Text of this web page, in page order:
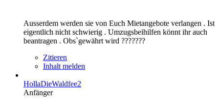
Ausserdem werden sie von Euch Mietangebote verlangen . Ist
eigentlich nicht schwierig . Umzugsbeihilfen könnt ihr auch
beantragen . Obs`gewährt wird ???????
Zitieren
Inhalt melden
HollaDieWaldfee2
Anfänger